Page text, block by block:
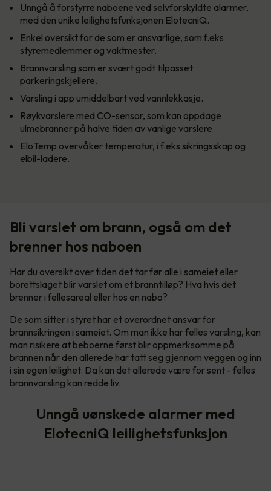
Unngå å forstyrre naboene ved selvforskyldte alarmer,
med den unike leilighetsfunksjonen ElotecniQ.
Enkel oversikt for de som er ansvarlige, som f.eks
styremedlemmer og vaktmester.
Brannvarsling som er svært godt tilpasset
parkeringskjellere.
Varsling i app umiddelbart ved vannlekkasje.
Røykvarslere med CO-sensor, som kan oppdage
ulmebranner på halve tiden av vanlige varslere.
EloTemp overvåker temperatur, i f.eks sikringsskap og
elbil-ladere.
Bli varslet om brann, også om det
brenner hos naboen
Har du oversikt over tiden det tar før alle i sameiet eller
borettslaget blir varslet om et branntilløp? Hva hvis det
brenner i fellesareal eller hos en nabo?
De som sitter i styret har et overordnet ansvar for
brannsikringen i sameiet. Om man ikke har felles varsling, kan
man risikere at beboerne først blir oppmerksomme på
brannen når den allerede har tatt seg gjennom veggen og inn
i sin egen leilighet. Da kan det allerede være for sent - felles
brannvarsling kan redde liv.
Unngå uønskede alarmer med
ElotecniQ leilighetsfunksjon